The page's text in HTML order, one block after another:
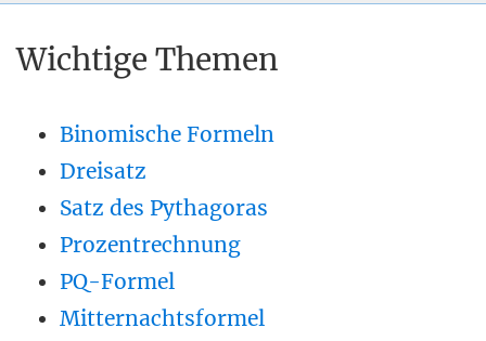
Wichtige Themen
Binomische Formeln
Dreisatz
Satz des Pythagoras
Prozentrechnung
PQ-Formel
Mitternachtsformel